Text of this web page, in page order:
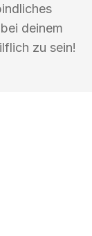
deinem
zu sein!